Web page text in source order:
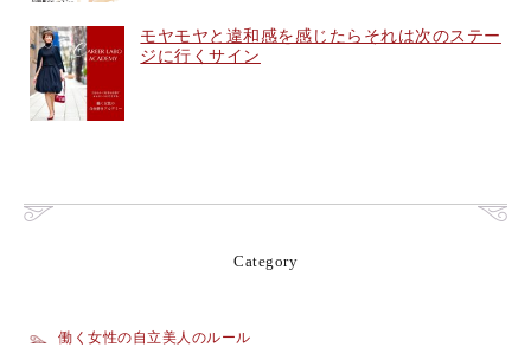
モヤモヤと違和感を感じたらそれは次のステー
ジに行くサイン
Category
働く女性の自立美人のルール